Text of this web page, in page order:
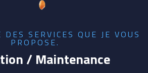
SERVICES QUE JE VOUS
PROPOSE.
/ Maintenance